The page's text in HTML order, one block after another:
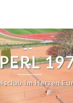
Im Herzen